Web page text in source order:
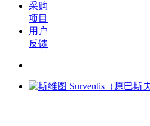
采购
项目
用户
反馈